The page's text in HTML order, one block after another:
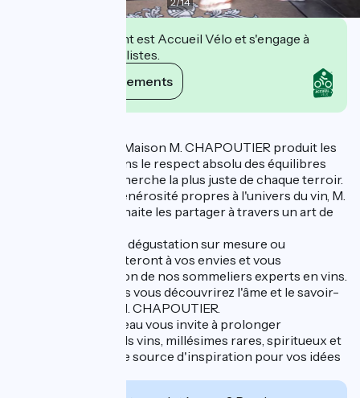
Cet établissement est Accueil Vélo et s'engage à
accueillir des cyclistes.
Voir ses engagements
Depuis 200 ans, la Maison M. CHAPOUTIER produit les
plus grands vins dans le respect absolu des équilibres
naturel, dans la recherche la plus juste de chaque terroir.
La convivialité, la générosité propres à l'univers du vin, M.
CHAPOUTIER souhaite les partager à travers un art de
Nos prestations de dégustation sur mesure ou
thématiques s’adapteront à vos envies et vous
partagerez la passion de nos sommeliers experts en vins.
A travers ces visites vous découvrirez l'âme et le savoir-
faire de la maison M. CHAPOUTIER.
La boutique du caveau vous invite à prolonger
l'expérience : grands vins, millésimes rares, spiritueux et
coffrets à offrir. Une source d'inspiration pour vos idées